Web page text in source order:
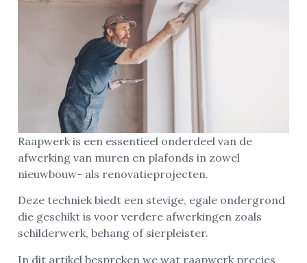
Raapwerk is een essentieel onderdeel van de
afwerking van muren en plafonds in zowel
nieuwbouw- als renovatieprojecten.
Deze techniek biedt een stevige, egale ondergrond
die geschikt is voor verdere afwerkingen zoals
schilderwerk, behang of sierpleister.
In dit artikel bespreken we wat raapwerk precies